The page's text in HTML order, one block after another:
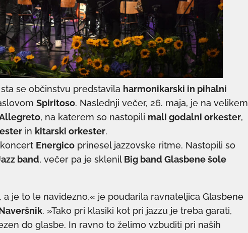
se občinstvu predstavila harmonikarski in pihalni
Spiritoso. Naslednji večer, 26. maja, je na velikem
, na katerem so nastopili mali godalni orkester,
in kitarski orkester.
Energico prinesel jazzovske ritme. Nastopili so
band, večer pa je sklenil Big band Glasbene šole
a je to le navidezno,« je poudarila ravnateljica Glasbene
. »Tako pri klasiki kot pri jazzu je treba garati,
do glasbe. In ravno to želimo vzbuditi pri naših